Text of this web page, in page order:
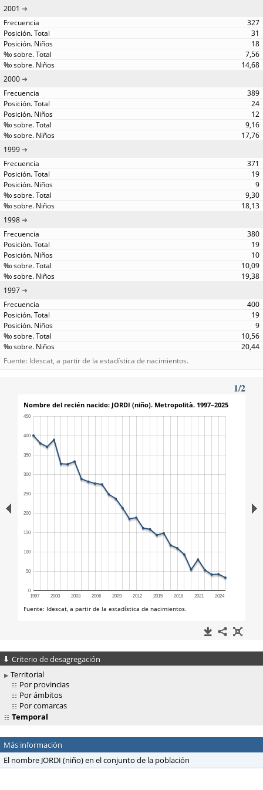
2001
327
31
18
7,56
14,68
2000
389
24
12
9,16
17,76
1999
371
19
9
9,30
18,13
1998
380
19
10
10,09
19,38
1997
400
19
9
10,56
20,44
Fuente: Idescat, a partir de la estadística de nacimientos.
Criterio de desagregación
Territorial
Por provincias
Por ámbitos
Por comarcas
Temporal
Más información
El nombre JORDI (niño) en el conjunto de la población